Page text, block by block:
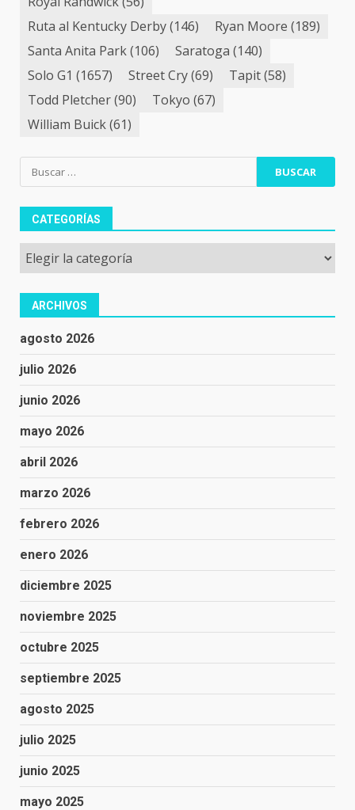
Ruta al Kentucky Derby(146) Ryan Moore (189)
Santa Anita Park(106) Saratoga (140)
Solo G1 (1657) Street Cry(69) Tapit(58)
Todd Pletcher(90) Tokyo (67)
William Buick(61)
Buscar:
CATEGORÍAS
Categorías
ARCHIVOS
agosto 2026
julio 2026
junio 2026
mayo 2026
abril 2026
marzo 2026
febrero 2026
enero 2026
diciembre 2025
noviembre 2025
octubre 2025
septiembre 2025
agosto 2025
julio 2025
junio 2025
mayo 2025